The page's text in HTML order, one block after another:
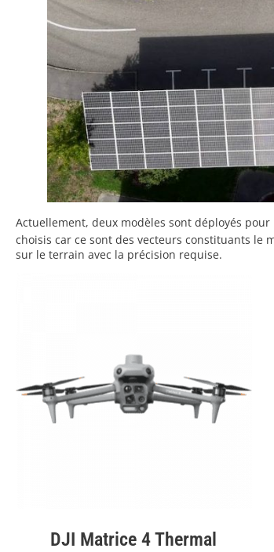
Actuellement, deux modèles sont déployés pour
choisis car ce sont des vecteurs constituants
sur le terrain avec la précision requise.
DJI Matrice 4 Thermal